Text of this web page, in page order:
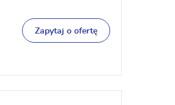
Zapytaj o ofertę